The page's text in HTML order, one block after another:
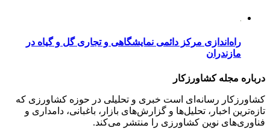
راه‌اندازی مرکز دائمی نمایشگاهی و تجاری گل و گیاه در
مازندران
درباره مجله کشاورزکار
کشاورزکار رسانه‌ای است خبری و تحلیلی در حوزه کشاورزی که
تازه‌ترین اخبار، تحلیل‌ها و گزارش‌های بازار، باغبانی، دامداری و
فناوری‌های نوین کشاورزی را منتشر می‌کند.